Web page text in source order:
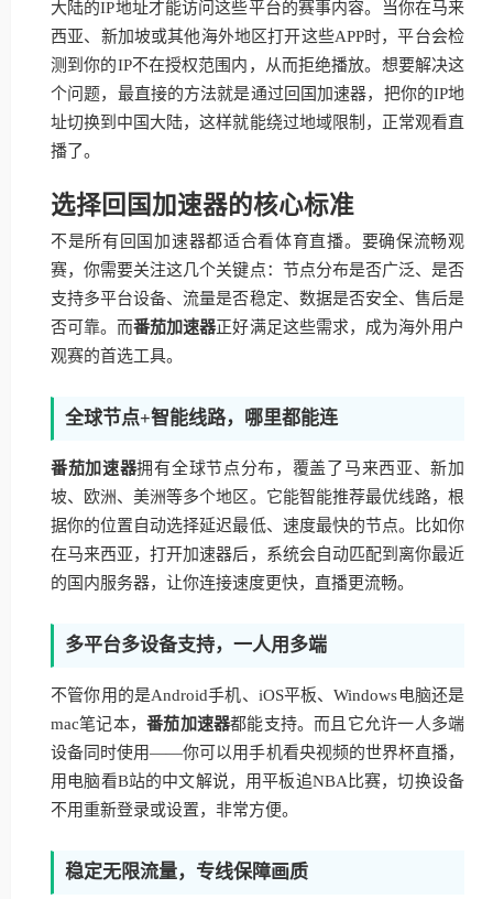
大陆的IP地址才能访问这些平台的赛事内容。当你在马来
西亚、新加坡或其他海外地区打开这些APP时，平台会检
测到你的IP不在授权范围内，从而拒绝播放。想要解决这
个问题，最直接的方法就是通过回国加速器，把你的IP地
址切换到中国大陆，这样就能绕过地域限制，正常观看直
播了。
选择回国加速器的核心标准
不是所有回国加速器都适合看体育直播。要确保流畅观
赛，你需要关注这几个关键点：节点分布是否广泛、是否
支持多平台设备、流量是否稳定、数据是否安全、售后是
否可靠。而番茄加速器正好满足这些需求，成为海外用户
观赛的首选工具。
全球节点+智能线路，哪里都能连
番茄加速器拥有全球节点分布，覆盖了马来西亚、新加
坡、欧洲、美洲等多个地区。它能智能推荐最优线路，根
据你的位置自动选择延迟最低、速度最快的节点。比如你
在马来西亚，打开加速器后，系统会自动匹配到离你最近
的国内服务器，让你连接速度更快，直播更流畅。
多平台多设备支持，一人用多端
不管你用的是Android手机、iOS平板、Windows电脑还是
mac笔记本，番茄加速器都能支持。而且它允许一人多端
设备同时使用——你可以用手机看央视频的世界杯直播，
用电脑看B站的中文解说，用平板追NBA比赛，切换设备
不用重新登录或设置，非常方便。
稳定无限流量，专线保障画质